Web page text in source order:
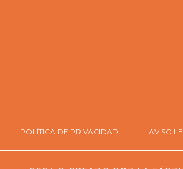
POLÍTICA DE PRIVACIDAD AVISO